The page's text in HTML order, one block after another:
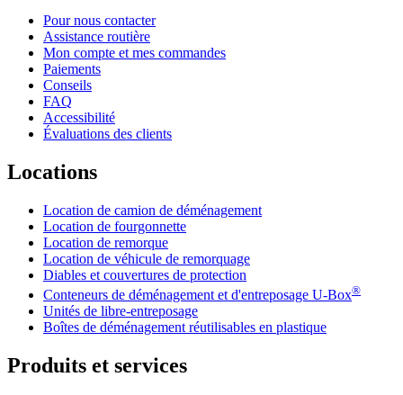
Pour nous contacter
Assistance routière
Mon compte et mes commandes
Paiements
Conseils
FAQ
Accessibilité
Évaluations des clients
Locations
Location de camion de déménagement
Location de fourgonnette
Location de remorque
Location de véhicule de remorquage
Diables et couvertures de protection
Conteneurs de déménagement et d'entreposage U-Box®
Unités de libre-entreposage
Boîtes de déménagement réutilisables en plastique
Produits et services